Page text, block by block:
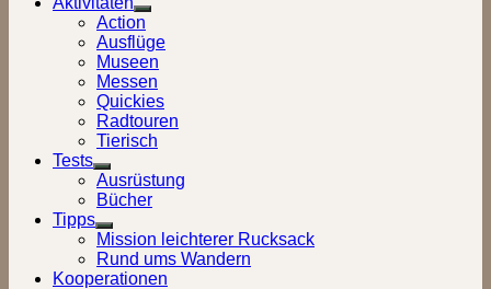
Show
sub
menu
Action
Ausflüge
Museen
Messen
Quickies
Radtouren
Tierisch
Tests
Show
sub
menu
Ausrüstung
Bücher
Tipps
Show
sub
menu
Mission leichterer Rucksack
Rund ums Wandern
Kooperationen